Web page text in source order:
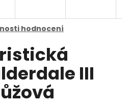
hodnocení
III